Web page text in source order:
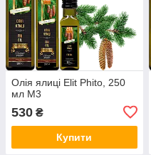
Олія ялиці Elit Phito, 250
мл М3
530 ₴
Купити